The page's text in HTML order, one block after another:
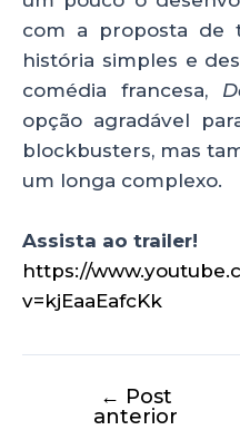
com a proposta de
história simples e
comédia francesa,
opção agradável
blockbusters, mas
um longa complexo.
Assista ao trailer!
https://
v=kjEaaEafcKk
← Post
anterior